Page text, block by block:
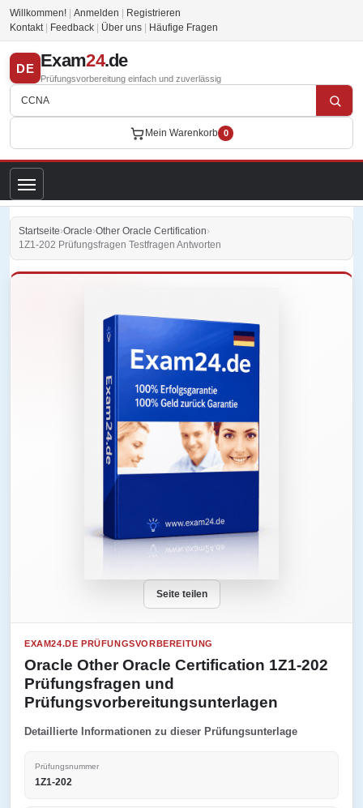
Willkommen! Anmelden
Registrieren
Kontakt
Feedback Über uns Häufige Fragen
DE Exam24.de
Prüfungsvorbereitung einfach und zuverlässig
Mein Warenkorb 0
Startseite›Oracle›Other Oracle Certification›
1Z1-202 Prüfungsfragen Testfragen Antworten
Seite teilen
EXAM24.DE PRÜFUNGSVORBEREITUNG
Oracle Other Oracle Certification 1Z1-202
Prüfungsfragen und
Prüfungsvorbereitungsunterlagen
Detaillierte Informationen zu dieser Prüfungsunterlage
Prüfungsnummer
1Z1-202